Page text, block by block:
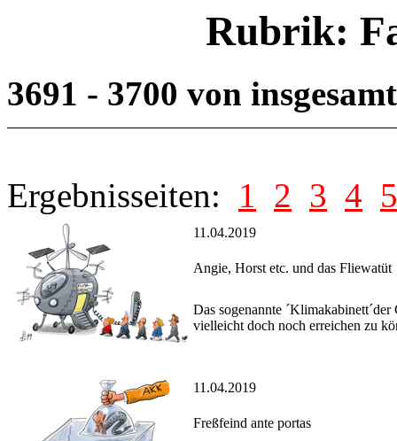
Rubrik:
3691 - 3700 von
Ergebnisseiten: 1 2 3 4 5
11.04.2019
Angie, Horst etc. und das Fliewatüt
Das sogenannte
vielleicht doch noch erreichen zu
11.04.2019
Freßfeind ante portas